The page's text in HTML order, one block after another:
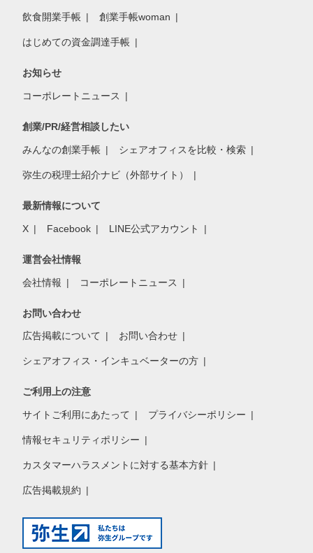
飲食開業手帳 創業手帳woman
はじめての資金調達手帳
お知らせ
コーポレートニュース
創業/PR/経営相談したい
みんなの創業手帳 シェアオフィスを比較・検索
弥生の税理士紹介ナビ（外部サイト）
最新情報について
X Facebook LINE公式アカウント
運営会社情報
会社情報 コーポレートニュース
お問い合わせ
広告掲載について お問い合わせ
シェアオフィス・インキュベーターの方
ご利用上の注意
サイトご利用にあたって プライバシーポリシー
情報セキュリティポリシー
カスタマーハラスメントに対する基本方針
広告掲載規約